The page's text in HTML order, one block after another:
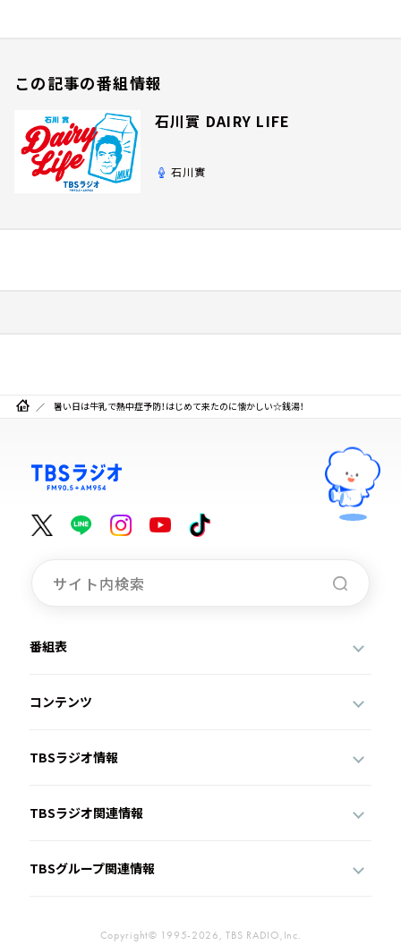
この記事の番組情報
石川實 DAIRY LIFE
石川實
暑い日は牛乳で熱中症予防！はじめて来たのに懐かしい☆銭湯！
番組表
コンテンツ
TBSラジオ情報
TBSラジオ関連情報
TBSグループ関連情報
Copyright© 1995-2026, TBS RADIO,Inc.